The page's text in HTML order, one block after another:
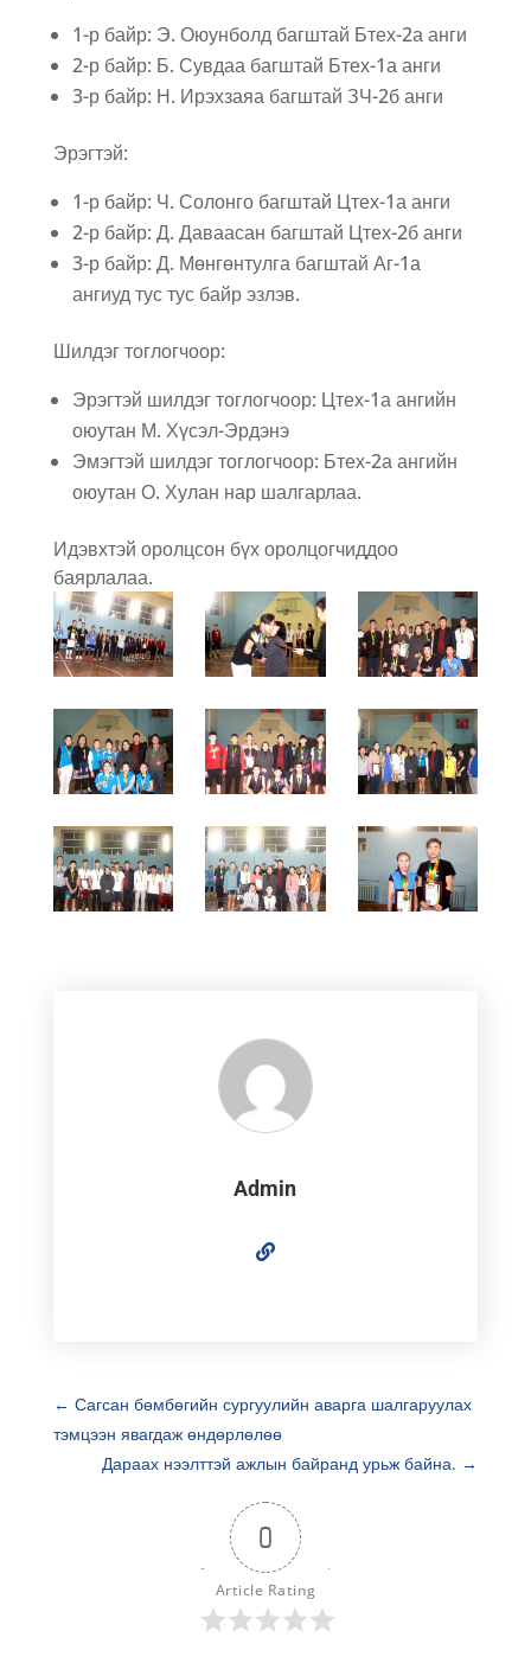
1-р байр: Э. Оюунболд багштай Бтех-2а анги
2-р байр: Б. Сувдаа багштай Бтех-1а анги
3-р байр: Н. Ирэхзаяа багштай ЗЧ-2б анги
Эрэгтэй:
1-р байр: Ч. Солонго багштай Цтех-1а анги
2-р байр: Д. Даваасан багштай Цтех-2б анги
3-р байр: Д. Мөнгөнтулга багштай Аг-1а
ангиуд тус тус байр эзлэв.
Шилдэг тоглогчоор:
Эрэгтэй шилдэг тоглогчоор: Цтех-1а ангийн
оюутан М. Хүсэл-Эрдэнэ
Эмэгтэй шилдэг тоглогчоор: Бтех-2а ангийн
оюутан О. Хулан нар шалгарлаа.
Идэвхтэй оролцсон бүх оролцогчиддоо
баярлалаа.
Admin
← Сагсан бөмбөгийн сургуулийн аварга шалгаруулах
тэмцээн явагдаж өндөрлөлөө
Дараах нээлттэй ажлын байранд урьж байна. →
0
Article Rating